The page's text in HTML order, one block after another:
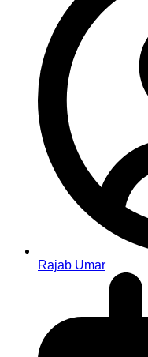
Rajab Umar